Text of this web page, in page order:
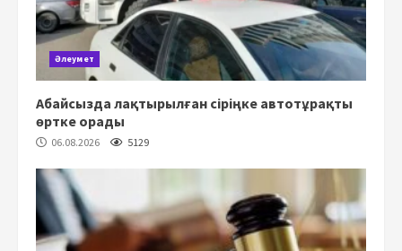
Әлеумет
Абайсызда лақтырылған сіріңке автотұрақты
өртке орады
06.08.2026 5129